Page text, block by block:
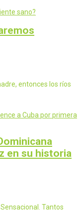
entonces los ríos
en su historia
Tantos